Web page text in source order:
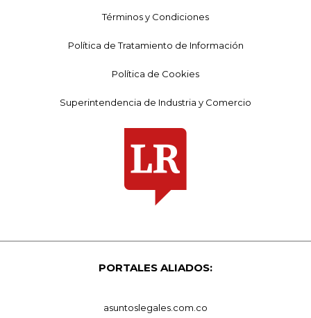
Términos y Condiciones
Política de Tratamiento de Información
Política de Cookies
Superintendencia de Industria y Comercio
PORTALES ALIADOS:
asuntoslegales.com.co